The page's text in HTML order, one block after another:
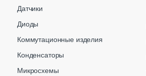
Датчики
Диоды
Коммутационные изделия
Конденсаторы
Микросхемы